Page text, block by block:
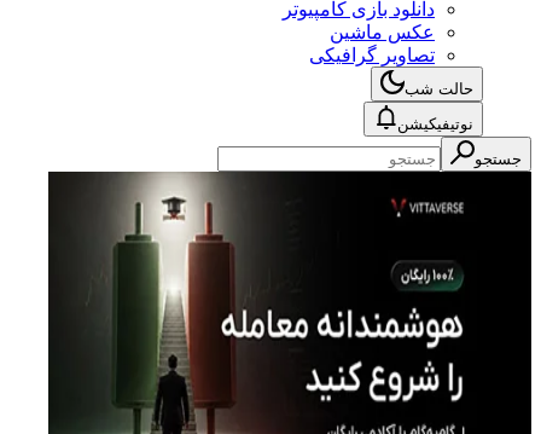
دانلود بازی کامپیوتر
عکس ماشین
تصاویر گرافیکی
حالت شب
نوتیفیکیشن
جستجو